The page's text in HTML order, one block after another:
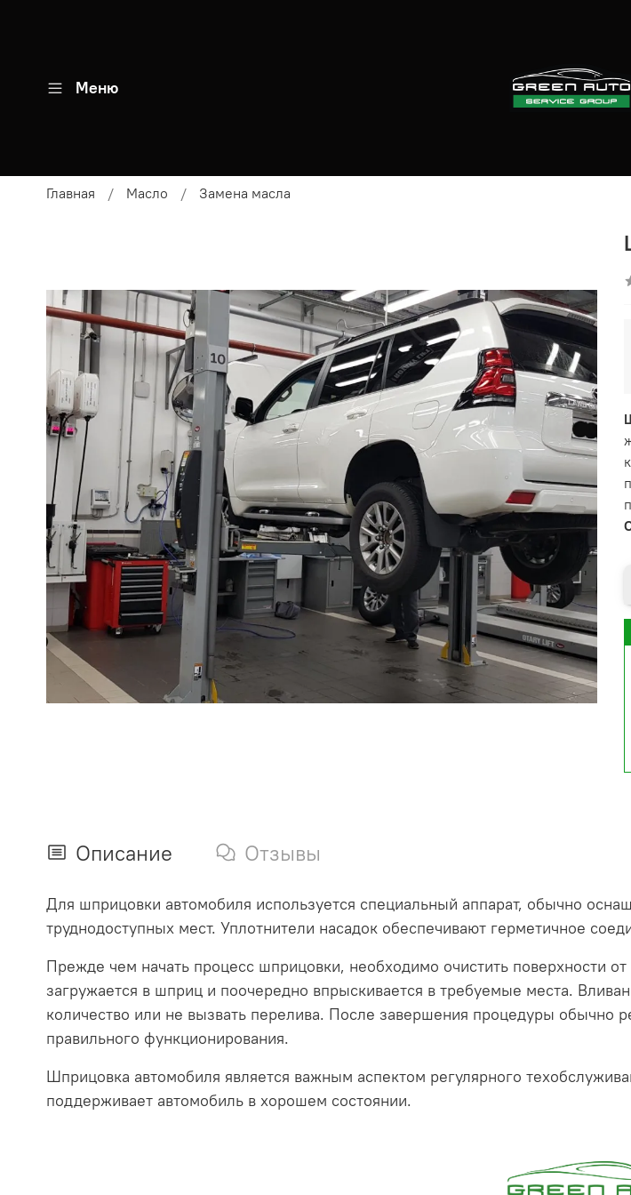
Меню
Главная Масло Замена масла
Описание Отзывы
Для шприцовки автомобиля используется специальный аппарат, обычно
труднодоступных мест. Уплотнители насадок обеспечивают герметичное
Прежде чем начать процесс шприцовки, необходимо очистить поверхности
загружается в шприц и поочередно впрыскивается в требуемые места.
количество или не вызвать перелива. После завершения процедуры обычно
правильного функционирования.
Шприцовка автомобиля является важным аспектом регулярного
поддерживает автомобиль в хорошем состоянии.